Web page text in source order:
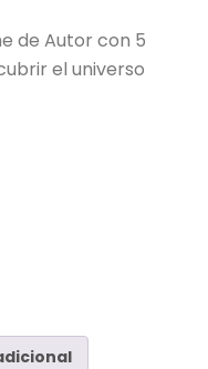
de Autor con 5
el universo